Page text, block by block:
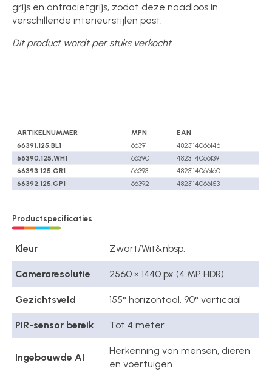
grijs en antracietgrijs, zodat deze naadloos in
verschillende interieurstijlen past.
Dit product wordt per stuks verkocht
ARTIKELNUMMER MPN
EAN
66391.125.BL1
66391
4823114066146
66390.125.WH1
66390
4823114066139
66393.125.GR1
66393
4823114066160
66392.125.GP1
66392 4823114066153
Productspecificaties
Kleur Zwart/Wit&nbsp;
Cameraresolutie 2560 × 1440 px (4 MP HDR)
Gezichtsveld 155° horizontaal, 90° verticaal
PIR-sensor bereik Tot 4 meter
Ingebouwde AI
Herkenning van mensen, dieren
en voertuigen